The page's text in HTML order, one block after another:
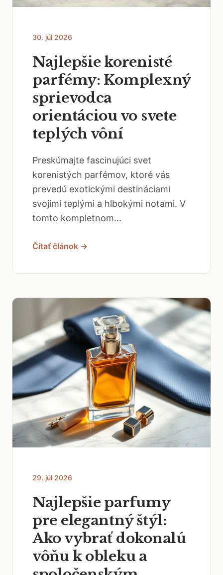
30. júl 2026
Najlepšie korenisté
parfémy: Komplexný
sprievodca
orientáciou vo svete
teplých vôní
Preskúmajte fascinujúci svet
korenistých parfémov, ktoré vás
prevedú exotickými destináciami
svojimi teplými a hlbokými notami. V
tomto kompletnom...
Čítať článok →
29. júl 2026
Najlepšie parfumy
pre elegantný štýl:
Ako vybrať dokonalú
vôňu k obleku a